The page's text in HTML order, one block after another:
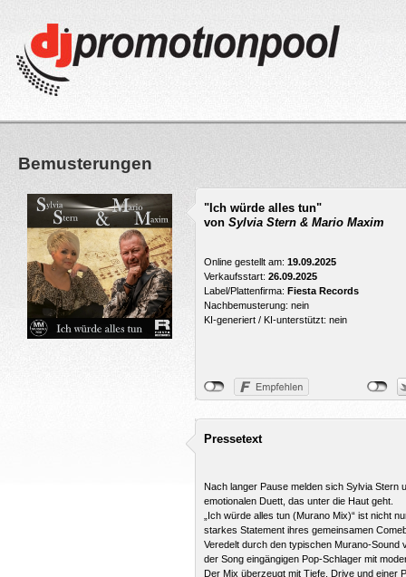
Bemusterungen
"Ich würde alles tun"
von Sylvia Stern & Mario Maxim
Online gestellt am: 19.09.2025
Verkaufsstart: 26.09.2025
Label/Plattenfirma: Fiesta Records
Nachbemusterung: nein
KI-generiert / KI-unterstützt: nein
Pressetext
Nach langer Pause melden sich Sylvia
emotionalen Duett, das unter die Haut geht.
„Ich würde alles tun (Murano Mix)“ ist nicht
starkes Statement ihres gemeinsamen
Veredelt durch den typischen Murano-
der Song eingängigen Pop-Schlager mit
Der Mix überzeugt mit Tiefe, Drive und einer